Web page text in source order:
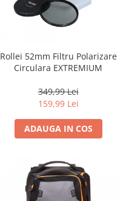
Rollei 52mm Filtru Polarizare
Circulara EXTREMIUM
349,99 Lei
159,99 Lei
ADAUGA IN COS